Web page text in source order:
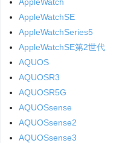
AppleWatchSE
AppleWatchSeries5
AppleWatchSE第2世代
AQUOS
AQUOSR3
AQUOSR5G
AQUOSsense
AQUOSsense2
AQUOSsense3